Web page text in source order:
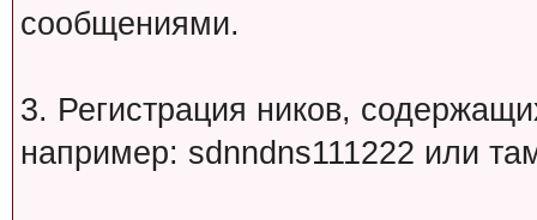
сообщениями.
3. Регистрация ников,
например: sdnndns111222 или